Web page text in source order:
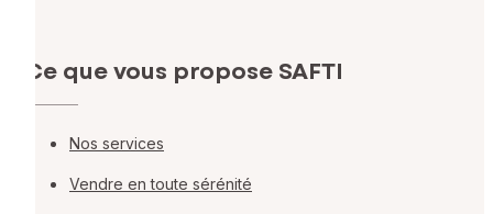
Ce que vous propose SAFTI
Nos services
Vendre en toute sérénité